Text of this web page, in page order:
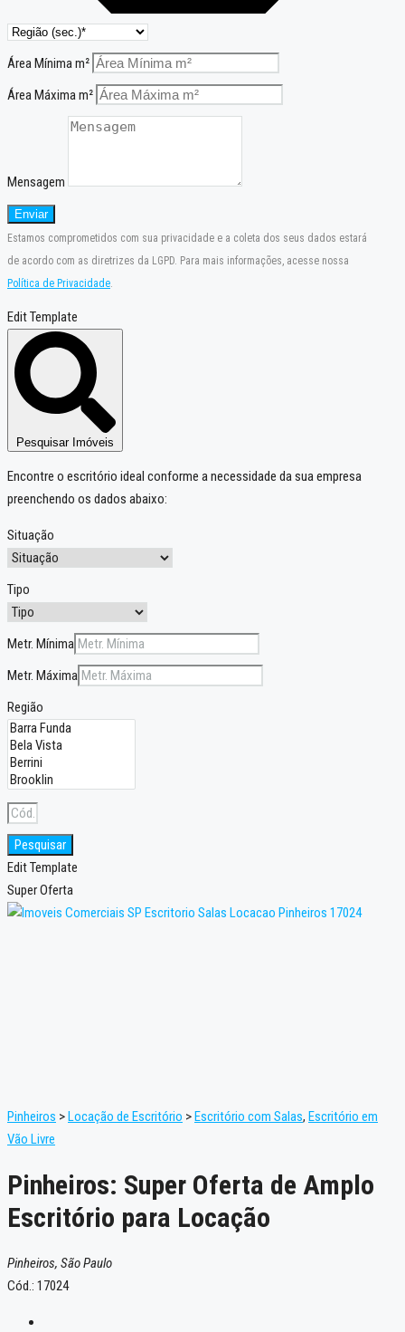
Área Mínima m²
Área Máxima m²
Mensagem
Enviar
Estamos comprometidos com sua privacidade e a coleta dos seus dados estará
de acordo com as diretrizes da LGPD. Para mais informações, acesse nossa
Política de Privacidade.
Edit Template
Pesquisar Imóveis
Encontre o escritório ideal conforme a necessidade da sua empresa
preenchendo os dados abaixo:
Situação
Tipo
Metr. Mínima
Metr. Máxima
Região
Pesquisar
Edit Template
Super Oferta
Pinheiros >Locação de Escritório >Escritório com Salas, Escritório em
Vão Livre
Pinheiros: Super Oferta de Amplo
Escritório para Locação
Pinheiros, São Paulo
Cód.: 17024